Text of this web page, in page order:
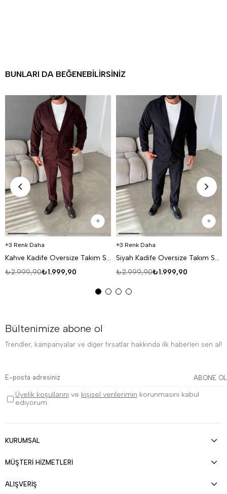
BUNLARI DA BEĞENEBILIRSINIZ
3 Renk Daha
Kahve Kadife Oversize Takım SNZ K5020
₺1.999,90
₺2.999,90
3 Renk Daha
Siyah Kadife Oversize Takım SNZ K5020
₺1.999,90
₺2.999,90
Bültenimize abone ol
Trendler, kampanyalar ve diğer fırsatlar hakkında ilk haberleri sen al!
ABONE OL
Üyelik koşullarını ve kişisel verilerimin korunmasını kabul
ediyorum.
KURUMSAL
MÜŞTERİ HİZMETLERİ
ALIŞVERİŞ